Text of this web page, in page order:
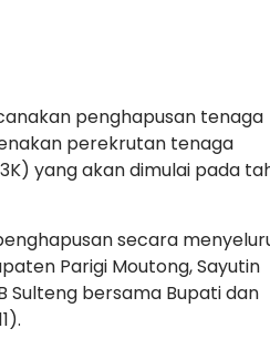
penghapusan tenaga
perekrutan tenaga
yang akan dimulai pada
secara
Parigi Moutong, Sayutin
Sulteng bersama Bupati dan